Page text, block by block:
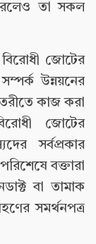
তা সকল
জোটের
উন্নয়নের
কাজ করা
জোটের
সর্বপ্রকার
বক্তারা
বা তামাক
সমর্থনপত্র